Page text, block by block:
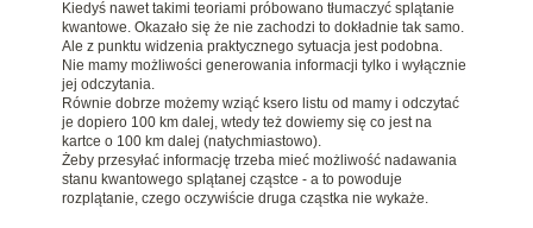
Kiedyś nawet takimi teoriami próbowano tłumaczyć splątanie
kwantowe. Okazało się że nie zachodzi to dokładnie tak samo.
Ale z punktu widzenia praktycznego sytuacja jest podobna.
Nie mamy możliwości generowania informacji tylko i wyłącznie
jej odczytania.
Równie dobrze możemy wziąć ksero listu od mamy i odczytać
je dopiero 100 km dalej, wtedy też dowiemy się co jest na
kartce o 100 km dalej (natychmiastowo).
Żeby przesyłać informację trzeba mieć możliwość nadawania
stanu kwantowego splątanej cząstce - a to powoduje
rozplątanie, czego oczywiście druga cząstka nie wykaże.